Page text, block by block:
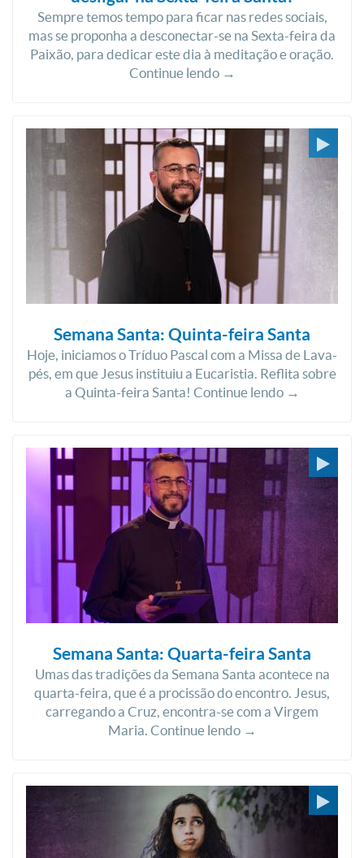
Sempre temos tempo para ficar nas redes sociais,
mas se proponha a desconectar-se na Sexta-feira da
Paixão, para dedicar este dia à meditação e oração.
Continue lendo →
Semana Santa: Quinta-feira Santa
Hoje, iniciamos o Tríduo Pascal com a Missa de Lava-
pés, em que Jesus instituiu a Eucaristia. Reflita sobre
a Quinta-feira Santa! Continue lendo →
Semana Santa: Quarta-feira Santa
Umas das tradições da Semana Santa acontece na
quarta-feira, que é a procissão do encontro. Jesus,
carregando a Cruz, encontra-se com a Virgem
Maria. Continue lendo →